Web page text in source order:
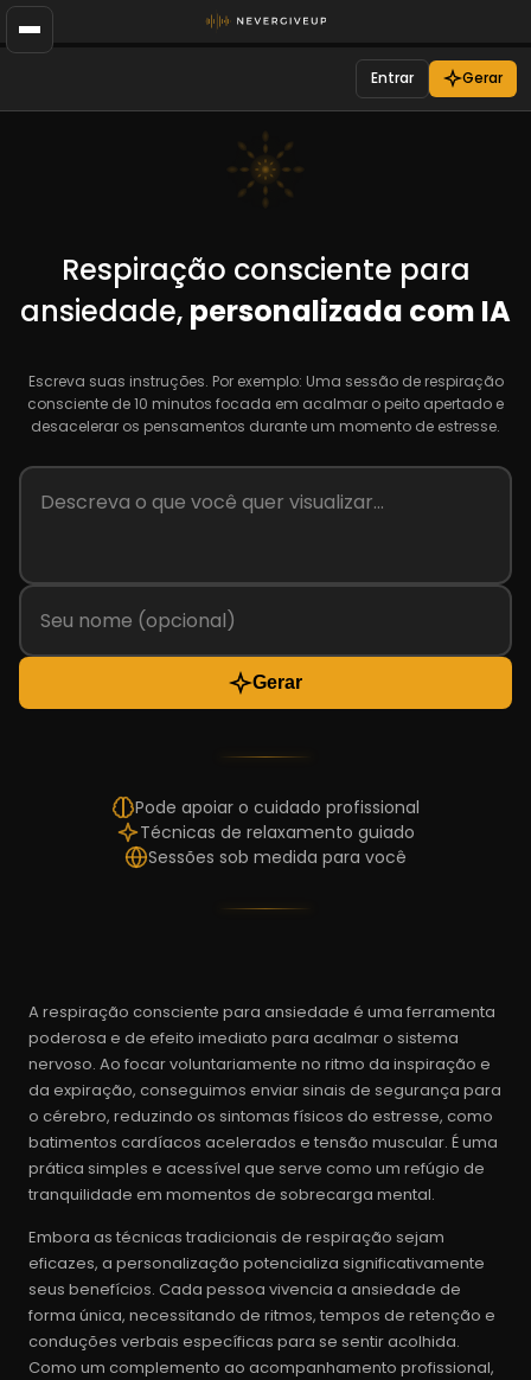
Entrar Gerar
Respiração consciente para
ansiedade, personalizada com IA
Escreva suas instruções. Por exemplo: Uma sessão de respiração
consciente de 10 minutos focada em acalmar o peito apertado e
desacelerar os pensamentos durante um momento de estresse.
Gerar
Pode apoiar o cuidado profissional
Técnicas de relaxamento guiado
Sessões sob medida para você
A respiração consciente para ansiedade é uma ferramenta
poderosa e de efeito imediato para acalmar o sistema
nervoso. Ao focar voluntariamente no ritmo da inspiração e
da expiração, conseguimos enviar sinais de segurança para
o cérebro, reduzindo os sintomas físicos do estresse, como
batimentos cardíacos acelerados e tensão muscular. É uma
prática simples e acessível que serve como um refúgio de
tranquilidade em momentos de sobrecarga mental.
Embora as técnicas tradicionais de respiração sejam
eficazes, a personalização potencializa significativamente
seus benefícios. Cada pessoa vivencia a ansiedade de
forma única, necessitando de ritmos, tempos de retenção e
conduções verbais específicas para se sentir acolhida.
Como um complemento ao acompanhamento profissional,